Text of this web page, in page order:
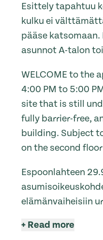
Esittely tapahtuu
kulku ei
pääse
asunnot A-talon
WELCOME to the
4:00 PM to 5:00
site that is still
fully barrier-free,
building. Subject
on the second
Espoonlahteen
elämänvaiheisiin
+ Read more